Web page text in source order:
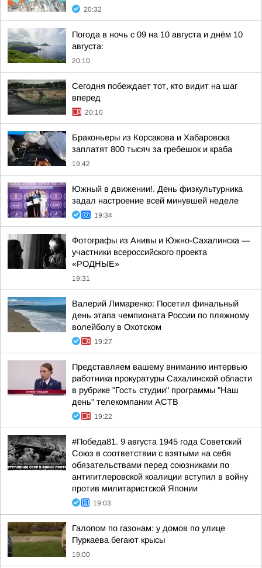
20:32
Погода в ночь с 09 на 10 августа и днём 10
августа:
20:10
Сегодня побеждает тот, кто видит на шаг
вперед
20:10
Браконьеры из Корсакова и Хабаровска
заплатят 800 тысяч за гребешок и краба
19:42
Южный в движении!. День физкультурника
задал настроение всей минувшей неделе
19:34
Фотографы из Анивы и Южно-Сахалинска —
участники всероссийского проекта
«РОДНЫЕ»
19:31
Валерий Лимаренко: Посетил финальный
день этапа чемпионата России по пляжному
волейболу в Охотском
19:27
Представляем вашему вниманию интервью
работника прокуратуры Сахалинской области
в рубрике "Гость студии" программы "Наш
день" телекомпании АСТВ
19:22
#Победа81. 9 августа 1945 года Советский
Союз в соответствии с взятыми на себя
обязательствами перед союзниками по
антигитлеровской коалиции вступил в войну
против милитаристской Японии
19:03
Галопом по газонам: у домов по улице
Пуркаева бегают крысы
19:00